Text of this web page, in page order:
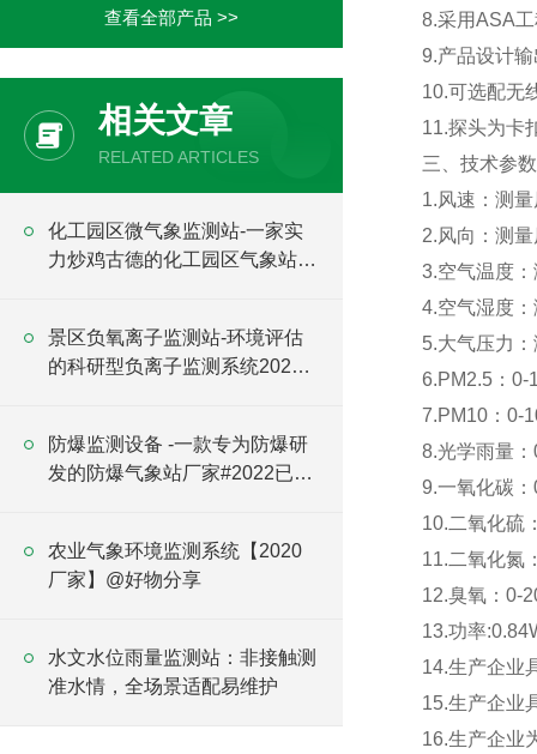
查看全部产品 >>
相关文章
RELATED ARTICLES
化工园区微气象监测站-一家实
力炒鸡古德的化工园区气象站厂
景区负氧离子监测站-环境评估
的科研型负离子监测系统2025
防爆监测设备 -一款专为防爆研
发的防爆气象站厂家#2022已更
农业气象环境监测系统【2020
厂家】@好物分享
水文水位雨量监测站：非接触测
准水情，全场景适配易维护
8.采用ASA
9.产品设计
10.可选配无
11.探头为卡
三、技术参数
1.风速：测
2.风向：测
3.空气温度
4.空气湿度
5.大气压力
6.PM2.5：0-
7.PM10：0-
8.光学雨量
9.一氧化碳
10.二氧化硫
11.二氧化氮
12.臭氧：0-
13.功率
14.生产企业
15.生产企业
16.生产企业